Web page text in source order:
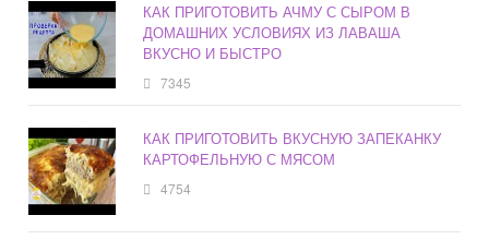
КАК ПРИГОТОВИТЬ АЧМУ С СЫРОМ В
ДОМАШНИХ УСЛОВИЯХ ИЗ ЛАВАША
ВКУСНО И БЫСТРО
7345
КАК ПРИГОТОВИТЬ ВКУСНУЮ ЗАПЕКАНКУ
КАРТОФЕЛЬНУЮ С МЯСОМ
4754